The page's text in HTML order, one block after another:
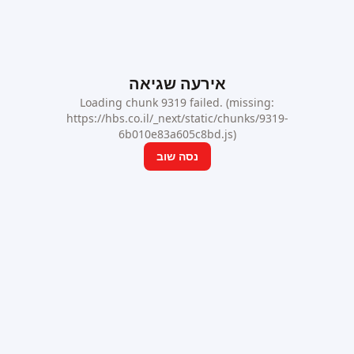
אירעה שגיאה
Loading chunk 9319 failed. (missing:
https://hbs.co.il/_next/static/chunks/9319-
6b010e83a605c8bd.js)